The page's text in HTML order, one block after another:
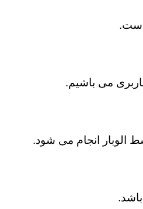
است.
می باشیم.
الوبار انجام می شود.